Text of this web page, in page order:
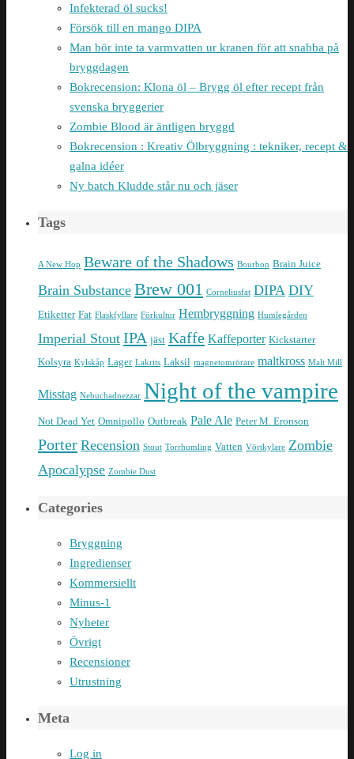
Infekterad öl sucks!
Försök till en mango DIPA
Man bör inte ta varmvatten ur kranen för att snabba på
bryggdagen
Bokrecension: Klona öl – Brygg öl efter recept från
svenska bryggerier
Zombie Blood är äntligen bryggd
Bokrecension : Kreativ Ölbryggning : tekniker, recept &
galna idéer
Ny batch Kludde står nu och jäser
Tags
A New Hop Beware of the Shadows Bourbon Brain Juice
Brain Substance Brew 001 Corneliusfat DIPA DIY
Etiketter Fat Flaskfyllare Förkultur Hembryggning Humlegården
Imperial Stout IPA jäst Kaffe Kaffeporter Kickstarter
Kolsyra Kylskåp Lager Lakrits Laksil magnetomrörare maltkross Malt Mill
Misstag Nebuchadnezzar Night of the vampire
Not Dead Yet Omnipollo Outbreak Pale Ale Peter M. Eronson
Porter Recension Stout Torrhumling Vatten Vörtkylare Zombie
Apocalypse Zombie Dust
Categories
Bryggning
Ingredienser
Kommersiellt
Minus-1
Nyheter
Övrigt
Recensioner
Utrustning
Meta
Log in